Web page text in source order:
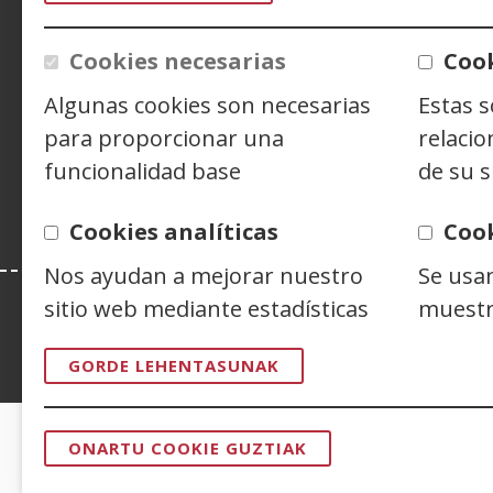
Cookies necesarias
Algunas cookies son necesarias
para proporcionar una
funcionalidad base
Estas
de su
Cookies analíticas
Nos ayudan a mejorar nuestro
sitio web mediante estadísticas
Se
GORDE LEHENTASUNAK
ONARTU COOKIE GUZTIAK
CONTACTO
Siguenos en: Twitter
(Ireki
berrian)
(Ireki
Esta web se ajusta a lo establecido en
CERTIFICADOS DE CALIDAD